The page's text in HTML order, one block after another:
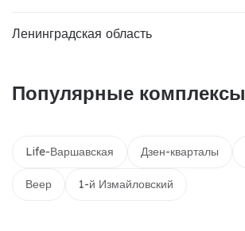
Ленинградская область
Популярные комплексы
Life-Варшавская Дзен-кварталы
Веер 1-й Измайловский